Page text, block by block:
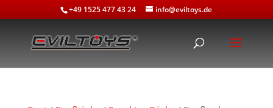
+49 1525 477 43 24 info@eviltoys.de